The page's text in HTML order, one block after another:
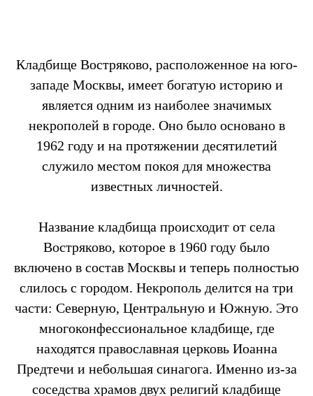
Кладбище Востряково, расположенное на юго-
западе Москвы, имеет богатую историю и
является одним из наиболее значимых
некрополей в городе. Оно было основано в
1962 году и на протяжении десятилетий
служило местом покоя для множества
известных личностей.
Название кладбища происходит от села
Востряково, которое в 1960 году было
включено в состав Москвы и теперь полностью
слилось с городом. Некрополь делится на три
части: Северную, Центральную и Южную. Это
многоконфессиональное кладбище, где
находятся православная церковь Иоанна
Предтечи и небольшая синагога. Именно из-за
соседства храмов двух религий кладбище